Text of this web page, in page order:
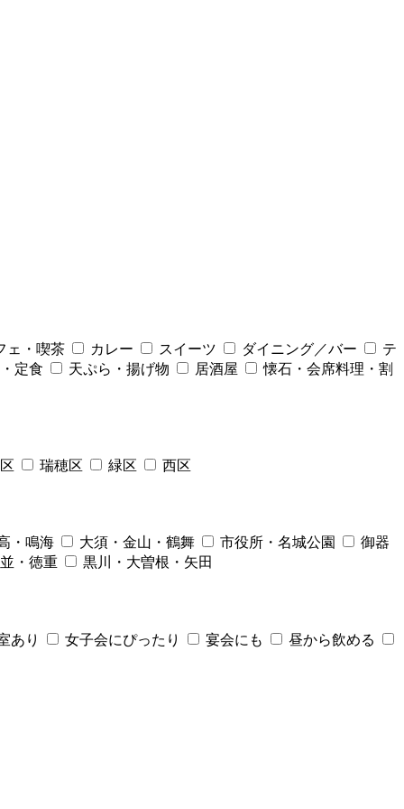
ェ・喫茶 カレー スイーツ ダイニング／バー
テ
定食
天ぷら・揚げ物 居酒屋 懐石・会席料理・割
瑞穂区 緑区 西区
・鳴海 大須・金山・鶴舞 市役所・名城公園
御器
・徳重
黒川・大曽根・矢田
あり 女子会にぴったり 宴会にも 昼から飲める